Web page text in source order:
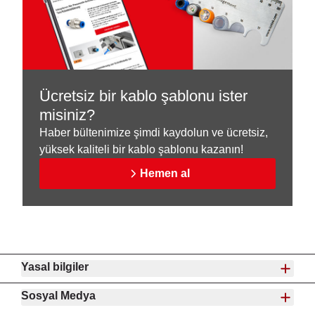
Ücretsiz bir kablo şablonu ister
misiniz?
Haber bültenimize şimdi kaydolun ve ücretsiz,
yüksek kaliteli bir kablo şablonu kazanın!
Hemen al
Yasal bilgiler
Sosyal Medya